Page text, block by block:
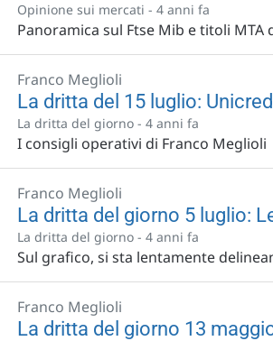
Opinione sui mercati - 4 anni fa
Panoramica sul Ftse Mib e titoli
Franco Meglioli
La dritta del 15 luglio:
La dritta del giorno - 4 anni fa
I consigli operativi di Franco Meglioli
Franco Meglioli
La dritta del giorno 5 luglio:
La dritta del giorno - 4 anni fa
Sul grafico, si sta lentamente
Franco Meglioli
La dritta del giorno 13